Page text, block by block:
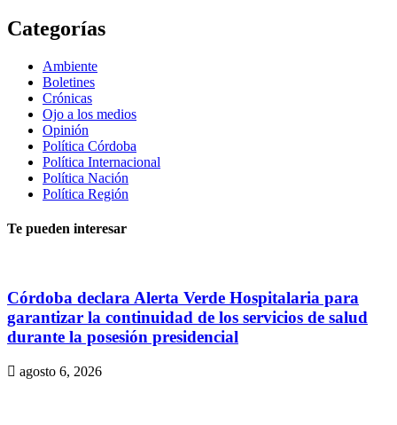
Categorías
Ambiente
Boletines
Crónicas
Ojo a los medios
Opinión
Política Córdoba
Política Internacional
Política Nación
Política Región
Te pueden interesar
Córdoba declara Alerta Verde Hospitalaria para
garantizar la continuidad de los servicios de salud
durante la posesión presidencial
agosto 6, 2026